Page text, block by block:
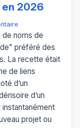
en 2026
de noms de
préféré des
La recette était
de liens
d’un
d’un
projet ou